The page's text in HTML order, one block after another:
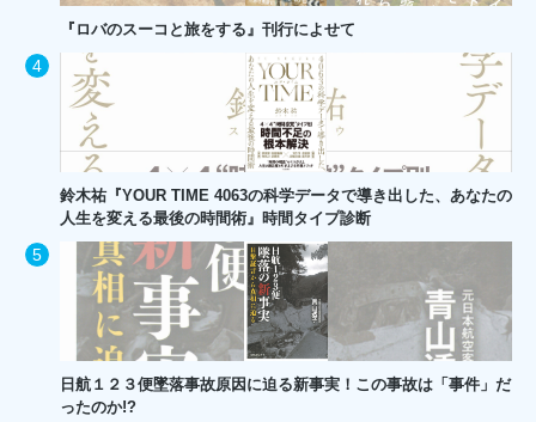
『ロバのスーコと旅をする』刊行によせて
鈴木祐『YOUR TIME 4063の科学データで導き出した、あなたの
人生を変える最後の時間術』時間タイプ診断
日航１２３便墜落事故原因に迫る新事実！この事故は「事件」だ
ったのか!?